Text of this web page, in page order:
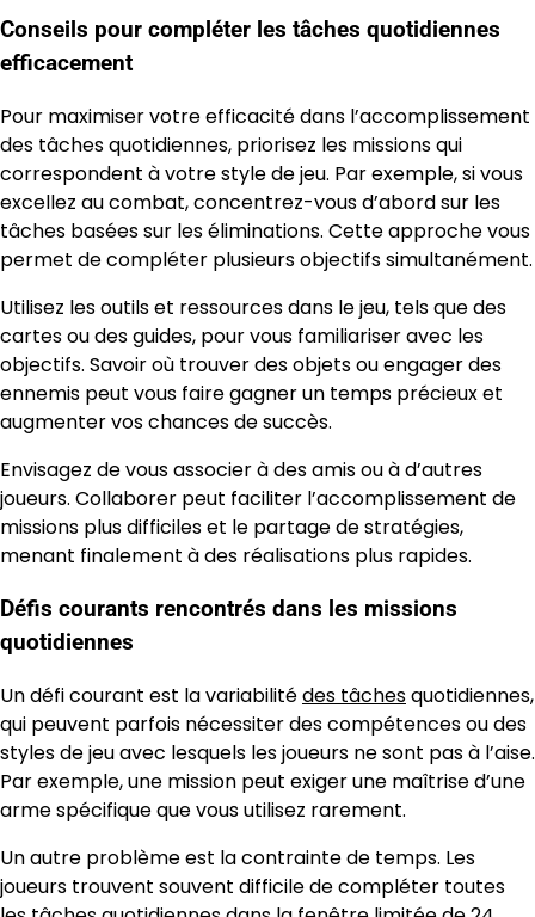
Conseils pour compléter les tâches quotidiennes
efficacement
Pour maximiser votre efficacité dans l’accomplissement
des tâches quotidiennes, priorisez les missions qui
correspondent à votre style de jeu. Par exemple, si vous
excellez au combat, concentrez-vous d’abord sur les
tâches basées sur les éliminations. Cette approche vous
permet de compléter plusieurs objectifs simultanément.
Utilisez les outils et ressources dans le jeu, tels que des
cartes ou des guides, pour vous familiariser avec les
objectifs. Savoir où trouver des objets ou engager des
ennemis peut vous faire gagner un temps précieux et
augmenter vos chances de succès.
Envisagez de vous associer à des amis ou à d’autres
joueurs. Collaborer peut faciliter l’accomplissement de
missions plus difficiles et le partage de stratégies,
menant finalement à des réalisations plus rapides.
Défis courants rencontrés dans les missions
quotidiennes
Un défi courant est la variabilitédes tâchesquotidiennes,
qui peuvent parfois nécessiter des compétences ou des
styles de jeu avec lesquels les joueurs ne sont pas à l’aise.
Par exemple, une mission peut exiger une maîtrise d’une
arme spécifique que vous utilisez rarement.
Un autre problème est la contrainte de temps. Les
joueurs trouvent souvent difficile de compléter toutes